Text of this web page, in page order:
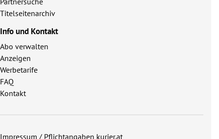
Titelseitenarchiv
Info und Kontakt
Abo verwalten
Anzeigen
Werbetarife
FAQ
Kontakt
Impressum / Pflichtangaben kurier.at